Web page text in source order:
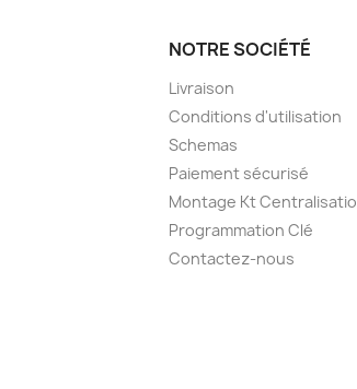
NOTRE SOCIÉTÉ
Livraison
Conditions d'utilisation
Schemas
Paiement sécurisé
Montage Kt
Programmation Clé
Contactez-nous